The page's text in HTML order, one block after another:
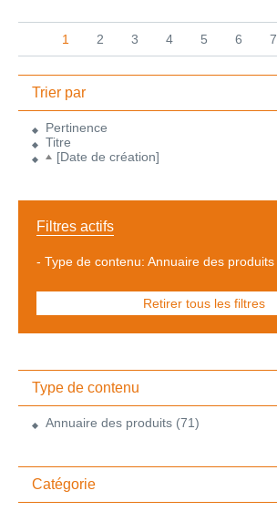
1 2 3 4 5 6 7
Trier par
Pertinence
Titre
[Date de création]
Filtres actifs
- Type de contenu: Annuaire des produits
Retirer tous les filtres
Type de contenu
Annuaire des produits (71)
Catégorie